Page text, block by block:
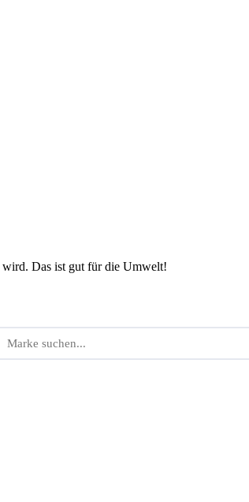
wird. Das ist gut für die Umwelt!